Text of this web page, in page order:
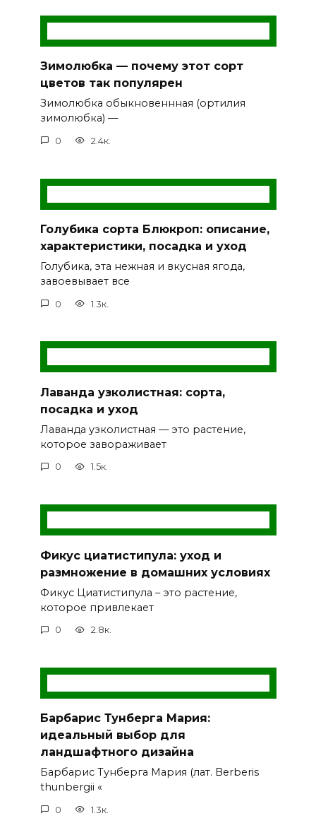
Зимолюбка — почему этот сорт
цветов так популярен
Зимолюбка обыкновеннная (ортилия
зимолюбка) —
0 2.4к.
Голубика сорта Блюкроп: описание,
характеристики, посадка и уход
Голубика, эта нежная и вкусная ягода,
завоевывает все
0 1.3к.
Лаванда узколистная: сорта,
посадка и уход
Лаванда узколистная — это растение,
которое завораживает
0 1.5к.
Фикус циатистипула: уход и
размножение в домашних условиях
Фикус Циатистипула – это растение,
которое привлекает
0 2.8к.
Барбарис Тунберга Мария:
идеальный выбор для
ландшафтного дизайна
Барбарис Тунберга Мария (лат. Berberis
thunbergii «
0 1.3к.